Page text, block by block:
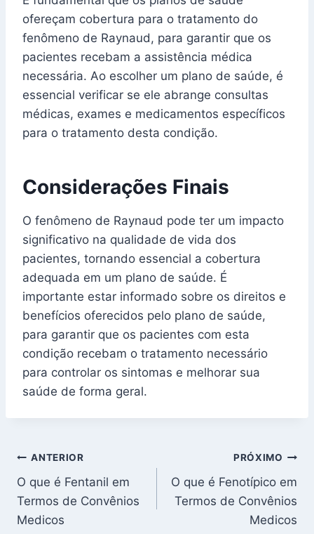
ofereçam cobertura para o tratamento do
fenômeno de Raynaud, para garantir que os
pacientes recebam a assistência médica
necessária. Ao escolher um plano de saúde, é
essencial verificar se ele abrange consultas
médicas, exames e medicamentos específicos
para o tratamento desta condição.
Considerações Finais
O fenômeno de Raynaud pode ter um impacto
significativo na qualidade de vida dos
pacientes, tornando essencial a cobertura
adequada em um plano de saúde. É
importante estar informado sobre os direitos e
benefícios oferecidos pelo plano de saúde,
para garantir que os pacientes com esta
condição recebam o tratamento necessário
para controlar os sintomas e melhorar sua
saúde de forma geral.
Navegação
de
Post
ANTERIOR
O que é Fentanil em
Termos de Convênios
Medicos
PRÓXIMO
O que é Fenotípico em
Termos de Convênios
Medicos